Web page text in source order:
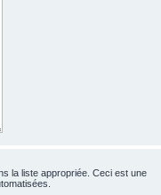
la liste appropriée. Ceci est une